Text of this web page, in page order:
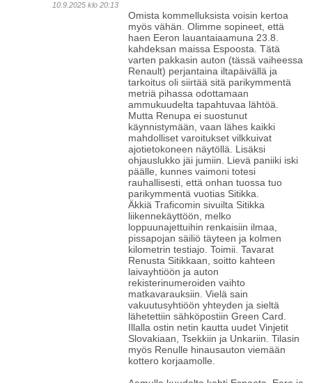
10.9.2025 klo 20:13
Omista kommelluksista voisin kertoa
myös vähän. Olimme sopineet, että
haen Eeron lauantaiaamuna 23.8.
kahdeksan maissa Espoosta. Tätä
varten pakkasin auton (tässä vaiheessa
Renault) perjantaina iltapäivällä ja
tarkoitus oli siirtää sitä parikymmentä
metriä pihassa odottamaan
ammukuudelta tapahtuvaa lähtöä.
Mutta Renupa ei suostunut
käynnistymään, vaan lähes kaikki
mahdolliset varoitukset vilkkuivat
ajotietokoneen näytöllä. Lisäksi
ohjauslukko jäi jumiin. Lievä paniiki iski
päälle, kunnes vaimoni totesi
rauhallisesti, että onhan tuossa tuo
parikymmentä vuotias Sitikka.
Äkkiä Traficomin sivuilta Sitikka
liikennekäyttöön, melko
loppuunajettuihin renkaisiin ilmaa,
pissapojan säiliö täyteen ja kolmen
kilometrin testiajo. Toimii. Tavarat
Renusta Sitikkaan, soitto kahteen
laivayhtiöön ja auton
rekisterinumeroiden vaihto
matkavarauksiin. Vielä sain
vakuutusyhtiöön yhteyden ja sieltä
lähetettiin sähköpostiin Green Card.
Illalla ostin netin kautta uudet Vinjetit
Slovakiaan, Tsekkiin ja Unkariin. Tilasin
myös Renulle hinausauton viemään
kottero korjaamolle.